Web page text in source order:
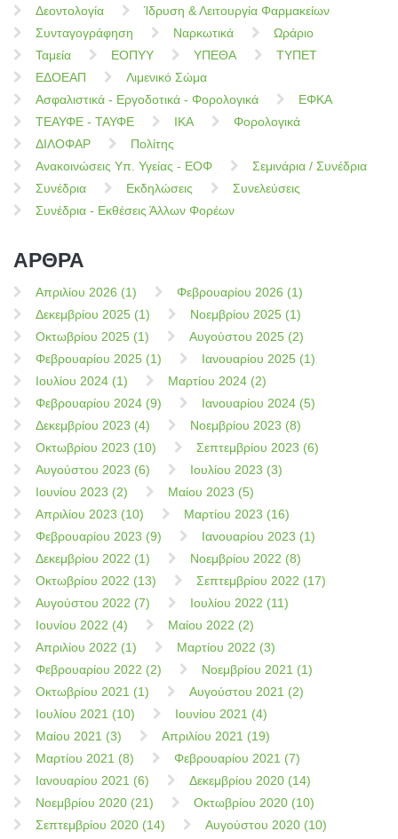
Δεοντολογία
Ίδρυση & Λειτουργία Φαρμακείων
Συνταγογράφηση
Ναρκωτικά
Ωράριο
Ταμεία
ΕΟΠΥΥ ΥΠΕΘΑ
ΤΥΠΕΤ
ΕΔΟΕΑΠ
Λιμενικό Σώμα
Ασφαλιστικά - Εργοδοτικά - Φορολογικά
ΕΦΚΑ
ΤΕΑΥΦΕ - ΤΑΥΦΕ
ΙΚΑ
Φορολογικά
ΔΙΛΟΦΑΡ
Πολίτης
Ανακοινώσεις Υπ. Υγείας - ΕΟΦ
Σεμινάρια / Συνέδρια
Συνέδρια
Εκδηλώσεις
Συνελεύσεις
Συνέδρια - Εκθέσεις Άλλων Φορέων
ΑΡΘΡΑ
Απριλίου 2026 (1)
Φεβρουαρίου 2026 (1)
Δεκεμβρίου 2025 (1)
Νοεμβρίου 2025 (1)
Οκτωβρίου 2025 (1)
Αυγούστου 2025 (2)
Φεβρουαρίου 2025 (1)
Ιανουαρίου 2025 (1)
Ιουλίου 2024 (1)
Μαρτίου 2024 (2)
Φεβρουαρίου 2024 (9)
Ιανουαρίου 2024 (5)
Δεκεμβρίου 2023 (4)
Νοεμβρίου 2023 (8)
Οκτωβρίου 2023 (10)
Σεπτεμβρίου 2023 (6)
Αυγούστου 2023 (6)
Ιουλίου 2023 (3)
Ιουνίου 2023 (2)
Μαίου 2023 (5)
Απριλίου 2023 (10)
Μαρτίου 2023 (16)
Φεβρουαρίου 2023 (9)
Ιανουαρίου 2023 (1)
Δεκεμβρίου 2022 (1)
Νοεμβρίου 2022 (8)
Οκτωβρίου 2022 (13)
Σεπτεμβρίου 2022 (17)
Αυγούστου 2022 (7)
Ιουλίου 2022 (11)
Ιουνίου 2022 (4)
Μαίου 2022 (2)
Απριλίου 2022 (1)
Μαρτίου 2022 (3)
Φεβρουαρίου 2022 (2)
Νοεμβρίου 2021 (1)
Οκτωβρίου 2021 (1)
Αυγούστου 2021 (2)
Ιουλίου 2021 (10)
Ιουνίου 2021 (4)
Μαίου 2021 (3)
Απριλίου 2021 (19)
Μαρτίου 2021 (8)
Φεβρουαρίου 2021 (7)
Ιανουαρίου 2021 (6)
Δεκεμβρίου 2020 (14)
Νοεμβρίου 2020 (21)
Οκτωβρίου 2020 (10)
Σεπτεμβρίου 2020 (14)
Αυγούστου 2020 (10)